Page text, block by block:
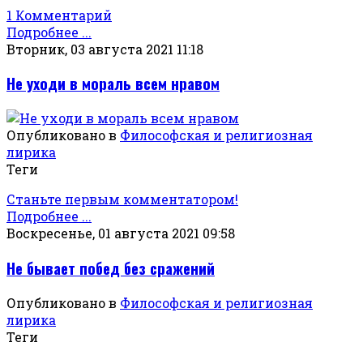
1 Комментарий
Подробнее ...
Вторник, 03 августа 2021 11:18
Не уходи в мораль всем нравом
Опубликовано в Философская и религиозная
лирика
Теги
Станьте первым комментатором!
Подробнее ...
Воскресенье, 01 августа 2021 09:58
Не бывает побед без сражений
Опубликовано в Философская и религиозная
лирика
Теги